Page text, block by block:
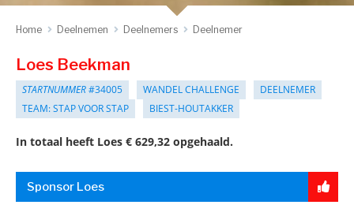
Home Deelnemen Deelnemers Deelnemer
Loes Beekman
STARTNUMMER#34005 WANDEL CHALLENGE
DEELNEMER
TEAM: STAP VOOR STAP
BIEST-HOUTAKKER
In totaal heeft Loes € 629,32 opgehaald.
Sponsor Loes